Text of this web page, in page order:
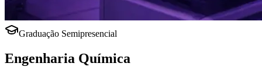
Graduação Semipresencial
Engenharia Química